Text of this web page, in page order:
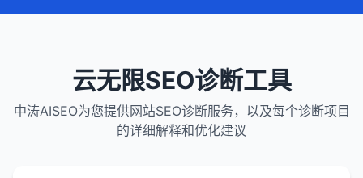
云无限SEO诊断工具
中涛AISEO为您提供网站SEO诊断服务，以及每个诊断项目
的详细解释和优化建议